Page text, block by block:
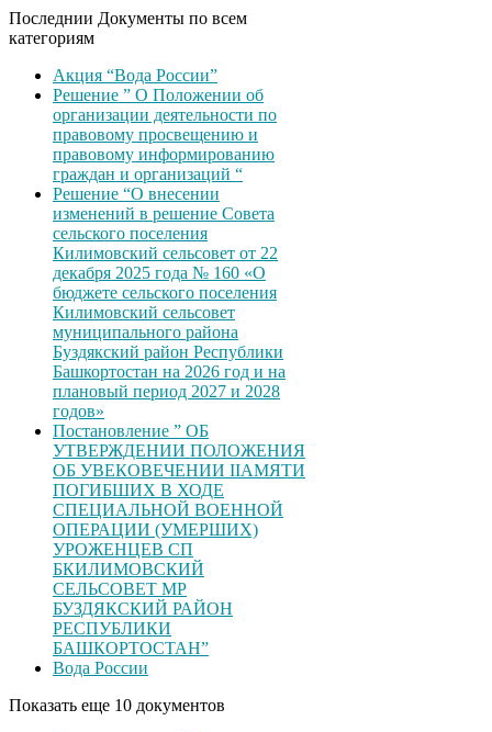
Последнии Документы по всем
категориям
Акция “Вода России”
Решение ” О Положении об
организации деятельности по
правовому просвещению и
правовому информированию
граждан и организаций “
Решение “О внесении
изменений в решение Совета
сельского поселения
Килимовский сельсовет от 22
декабря 2025 года № 160 «О
бюджете сельского поселения
Килимовский сельсовет
муниципального района
Буздякский район Республики
Башкортостан на 2026 год и на
плановый период 2027 и 2028
годов»
Постановление ” ОБ
УТВЕРЖДЕНИИ ПОЛОЖЕНИЯ
ОБ УВЕКОВЕЧЕНИИ ІІАМЯТИ
ПОГИБШИХ В ХОДЕ
СПЕЦИАЛЬНОЙ ВОЕННОЙ
ОПЕРАЦИИ (УМЕРШИХ)
УРОЖЕНЦЕВ CП
БКИЛИМОВСКИЙ
СЕЛЬСОВЕТ МР
БУЗДЯКСКИЙ РАЙОН
РЕСПУБЛИКИ
БАШКОРТОСТАН”
Вода России
Показать еще 10 документов